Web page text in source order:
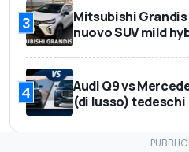
3
Mitsubishi
nuovo SUV mild
4
Audi Q9 vs
(di lusso) tedeschi